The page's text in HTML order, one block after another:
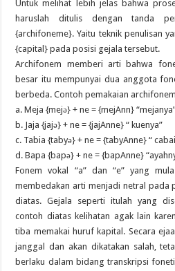
Untuk melihat lebih jelas bahwa
haruslah ditulis dengan tanda
{archifoneme}. Yaitu teknik penulisan
{capital} pada posisi gejala tersebut.
Archifonem memberi arti bahwa
besar itu mempunyai dua anggota
berbeda. Contoh pemakaian
a. Meja {mejǝ} + ne = {mejAnn}
b. Jaja {jajǝ} + ne = {jajAnne} “ kuenya”
c. Tabia {tabyǝ} + ne = {tabyAnne} “
d. Bapa {bapǝ} + ne = {bapAnne}
Fonem vokal “a” dan “e” yang
membedakan arti menjadi netral pada
diatas. Gejala seperti itulah yang
contoh diatas kelihatan agak lain
tiba memakai huruf kapital. Secara
janggal dan akan dikatakan salah,
berlaku dalam bidang transkripsi